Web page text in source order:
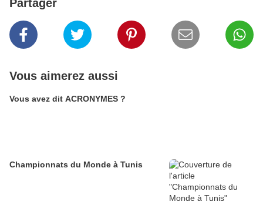
Partager
Vous aimerez aussi
Vous avez dit ACRONYMES ?
Championnats du Monde à Tunis